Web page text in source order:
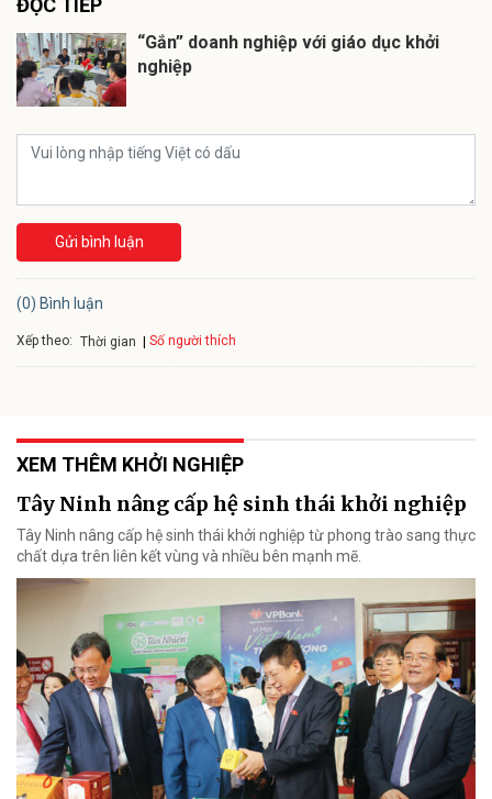
ĐỌC TIẾP
“Gắn” doanh nghiệp với giáo dục khởi
nghiệp
Gửi bình luận
(0) Bình luận
Xếp theo: Thời gian Số người thích
XEM THÊM KHỞI NGHIỆP
Tây Ninh nâng cấp hệ sinh thái khởi nghiệp
Tây Ninh nâng cấp hệ sinh thái khởi nghiệp từ phong trào sang thực
chất dựa trên liên kết vùng và nhiều bên mạnh mẽ.